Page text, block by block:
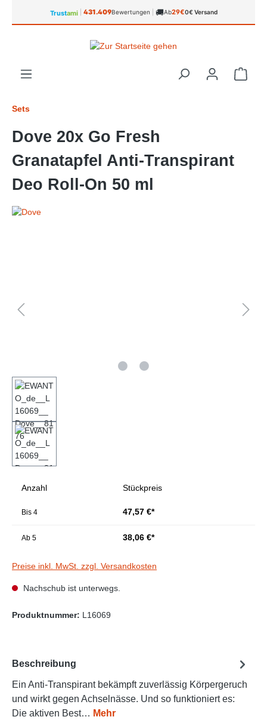
springenTrustami 431.409Bewertungen 🚚Ab29€0€ Versand
Sets
Dove 20x Go Fresh
Granatapfel Anti-Transpirant
Deo Roll-On 50 ml
Anzahl Stückpreis
Bis 4 47,57 €*
Ab 5 38,06 €*
Preise inkl. MwSt. zzgl. Versandkosten
Nachschub ist unterwegs.
Produktnummer: L16069
Beschreibung
Ein Anti-Transpirant bekämpft zuverlässig Körpergeruch
und wirkt gegen Achselnässe. Und so funktioniert es:
Die aktiven Best… Mehr